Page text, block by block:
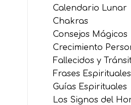
Calendario Lunar
Chakras
Consejos Mágicos
Crecimiento
Fallecidos y
Frases Espirituales
Guías Espirituales
Los Signos del